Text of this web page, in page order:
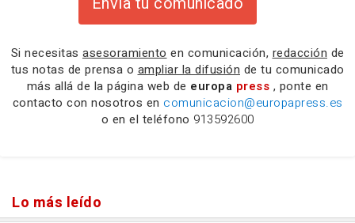
Si necesitas asesoramiento en comunicación, redacción de
tus notas de prensa o ampliar la difusión de tu comunicado
más allá de la página web de europa press , ponte en
contacto con nosotros en comunicacion@europapress.es
o en el teléfono 913592600
Lo más leído